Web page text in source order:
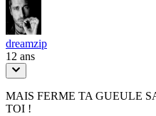
dreamzip
12 ans
MAIS FERME TA GUEULE
TOI !